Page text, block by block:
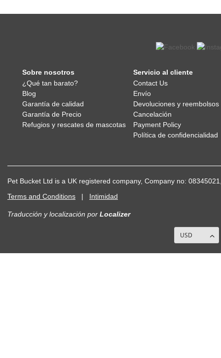
Sobre nosotros
¿Qué tan barato?
Blog
Garantía de calidad
Garantía de Precio
Refugios y rescates de mascotas
Servicio al cliente
Contact Us
Envío
Devoluciones y reembolsos
Cancelación
Payment Policy
Política de confidencialidad
Pet Bucket Ltd is a UK registered company, Company no:
Terms and Conditions | Intimidad
Traducción y localización por Localizer
USD